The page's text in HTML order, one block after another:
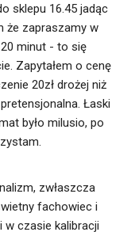
sklepu 16.45 jadąc
że zapraszamy w
minut - to się
Zapytałem o cenę
20zł drożej niż
Łaski
było milusio, po
zwłaszcza
fachowiec i
w czasie kalibracji